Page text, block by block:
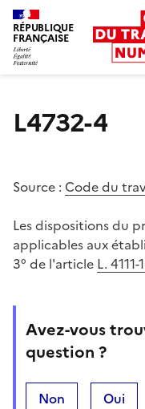
RÉPUBLIQUE
FRANÇAISE
L4732-4
Source : Code du
Les dispositions du
applicables aux
3° de l'article L. 4111-1
Avez-vous
question ?
Non Oui